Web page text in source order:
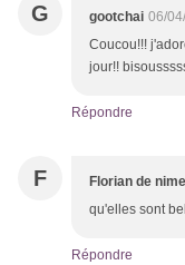
G gootchai 06/
Coucou!!!
jour!!
Répondre
F Florian de
qu'elles sont
Répondre